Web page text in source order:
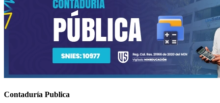
Contaduría Publica